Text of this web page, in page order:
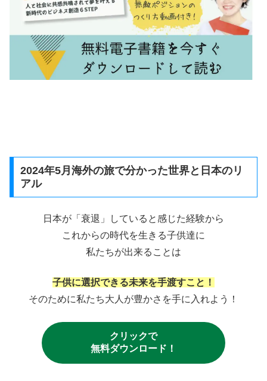
2024年5月海外の旅で分かった世界と日本のリ
アル
日本が「衰退」していると感じた経験から
これからの時代を生きる子供達に
私たちが出来ることは
子供に選択できる未来を手渡すこと！
そのために私たち大人が豊かさを手に入れよう！
クリックで
無料ダウンロード！